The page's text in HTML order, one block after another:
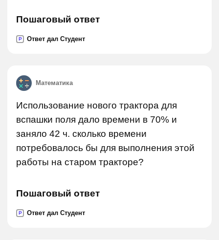
Пошаговый ответ
P Ответ дал Студент
Математика
Использование нового трактора для
вспашки поля дало времени в 70% и
заняло 42 ч. сколько времени
потребовалось бы для выполнения этой
работы на старом тракторе?
Пошаговый ответ
P Ответ дал Студент